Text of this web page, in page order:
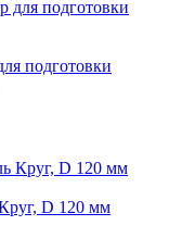
подготовки
D 120 мм